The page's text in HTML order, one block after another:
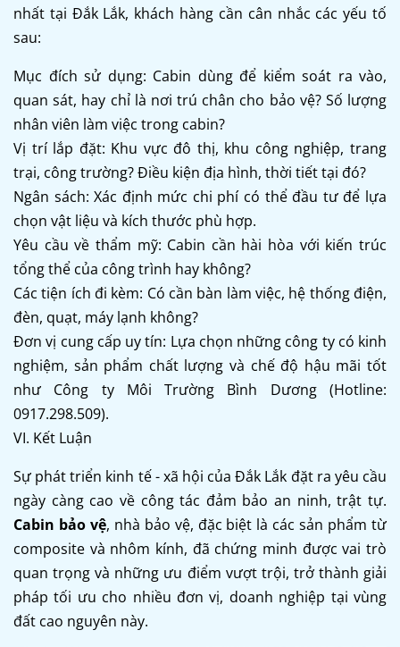
nhất tại Đắk Lắk, khách hàng cần cân nhắc các yếu tố
sau:
Mục đích sử dụng: Cabin dùng để kiểm soát ra vào,
quan sát, hay chỉ là nơi trú chân cho bảo vệ? Số lượng
nhân viên làm việc trong cabin?
Vị trí lắp đặt: Khu vực đô thị, khu công nghiệp, trang
trại, công trường? Điều kiện địa hình, thời tiết tại đó?
Ngân sách: Xác định mức chi phí có thể đầu tư để lựa
chọn vật liệu và kích thước phù hợp.
Yêu cầu về thẩm mỹ: Cabin cần hài hòa với kiến trúc
tổng thể của công trình hay không?
Các tiện ích đi kèm: Có cần bàn làm việc, hệ thống điện,
đèn, quạt, máy lạnh không?
Đơn vị cung cấp uy tín: Lựa chọn những công ty có kinh
nghiệm, sản phẩm chất lượng và chế độ hậu mãi tốt
như Công ty Môi Trường Bình Dương (Hotline:
0917.298.509).
VI. Kết Luận
Sự phát triển kinh tế - xã hội của Đắk Lắk đặt ra yêu cầu
ngày càng cao về công tác đảm bảo an ninh, trật tự.
Cabin bảo vệ, nhà bảo vệ, đặc biệt là các sản phẩm từ
composite và nhôm kính, đã chứng minh được vai trò
quan trọng và những ưu điểm vượt trội, trở thành giải
pháp tối ưu cho nhiều đơn vị, doanh nghiệp tại vùng
đất cao nguyên này.